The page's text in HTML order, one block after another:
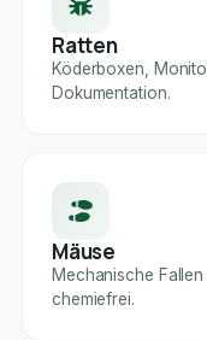
Ratten
Köderboxen,
Dokumentation.
Mäuse
Mechanische
chemiefrei.